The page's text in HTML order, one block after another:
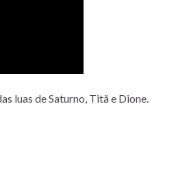
luas de Saturno, Titã e Dione.